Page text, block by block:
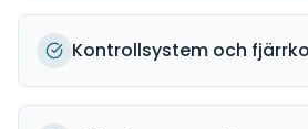
Kontrollsystem och